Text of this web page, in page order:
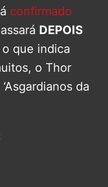
confirmado
DEPOIS
o que indica
o Thor
da